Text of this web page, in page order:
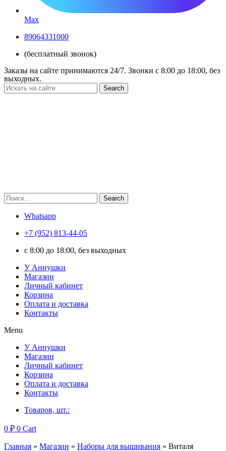
Max
89064331000
(бесплатный звонок)
Заказы на сайте принимаются 24/7. Звонки c 8:00 до 18:00, без
выходных.
Search
Search
Whatsapp
+7 (952) 813-44-05
c 8:00 до 18:00, без выходных
У Аннушки
Магазин
Личный кабинет
Корзина
Оплата и доставка
Контакты
Menu
У Аннушки
Магазин
Личный кабинет
Корзина
Оплата и доставка
Контакты
Товаров, шт.:
0 ₽ 0 Cart
Главная » Магазин » Наборы для вышивания » Виталя